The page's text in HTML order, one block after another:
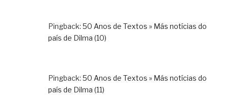
Pingback: 50 Anos de Textos » Más notícias do
país de Dilma (10)
Pingback: 50 Anos de Textos » Más notícias do
país de Dilma (11)